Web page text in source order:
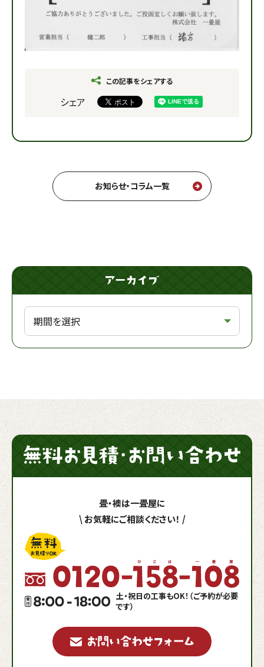
この記事をシェアする
シェア
お知らせ・コラム一覧
\
畳・襖は一畳屋に
お気軽にご相談ください！ /
土・祝日の工事もOK！（ご予約が必要
です）